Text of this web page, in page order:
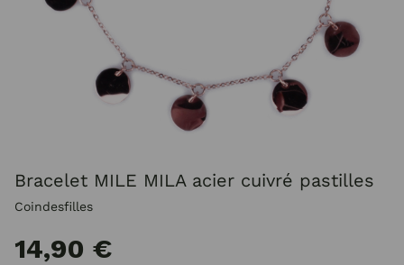
Bracelet MILE MILA acier cuivré pastilles
Coindesfilles
14,90 €